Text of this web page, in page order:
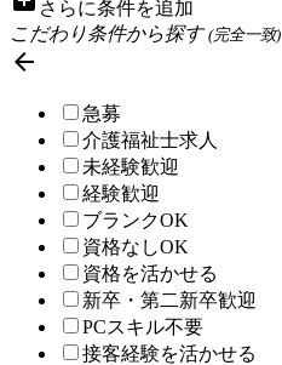
さらに条件を追加
こだわり条件から探す(完全一致)

急募
介護福祉士求人
未経験歓迎
経験歓迎
ブランクOK
資格なしOK
資格を活かせる
新卒・第二新卒歓迎
PCスキル不要
接客経験を活かせる